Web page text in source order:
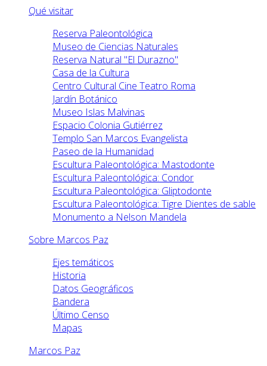
Qué visitar
Reserva Paleontológica
Museo de Ciencias Naturales
Reserva Natural "El Durazno"
Casa de la Cultura
Centro Cultural Cine Teatro Roma
Jardín Botánico
Museo Islas Malvinas
Espacio Colonia Gutiérrez
Templo San Marcos Evangelista
Paseo de la Humanidad
Escultura Paleontológica: Mastodonte
Escultura Paleontológica: Condor
Escultura Paleontológica: Gliptodonte
Escultura Paleontológica: Tigre Dientes de sable
Monumento a Nelson Mandela
Sobre Marcos Paz
Ejes temáticos
Historia
Datos Geográficos
Bandera
Último Censo
Mapas
Marcos Paz